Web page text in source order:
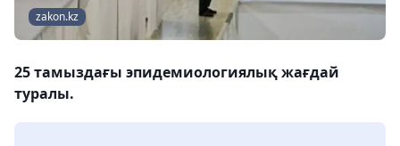
zakon.kz
25 тамыздағы эпидемиологиялық жағдай
туралы.